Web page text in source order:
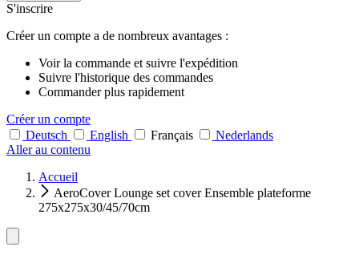
S'inscrire
Créer un compte a de nombreux avantages :
Voir la commande et suivre l'expédition
Suivre l'historique des commandes
Commander plus rapidement
Créer un compte
Deutsch
English Français
Nederlands
Aller au contenu
Accueil
AeroCover Lounge set cover Ensemble plateforme
275x275x30/45/70cm